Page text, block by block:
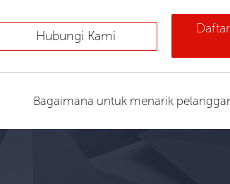
Hubungi Kami
Bagaimana untuk menarik